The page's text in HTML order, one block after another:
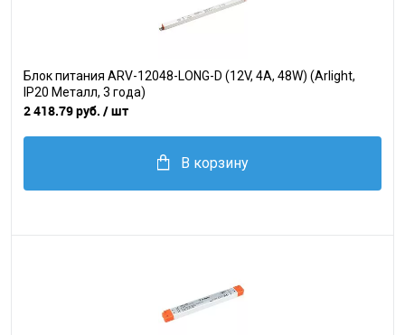
Блок питания ARV-12048-LONG-D (12V, 4A, 48W) (Arlight,
IP20 Металл, 3 года)
2 418.79 руб. / шт
В корзину